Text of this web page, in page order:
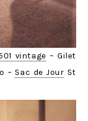
vintage – Gilet
– Sac de Jour St